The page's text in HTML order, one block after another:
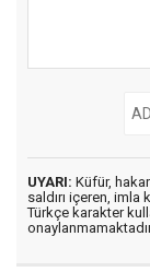
UYARI: Küfür,
saldırı içeren, imla
Türkçe karakter